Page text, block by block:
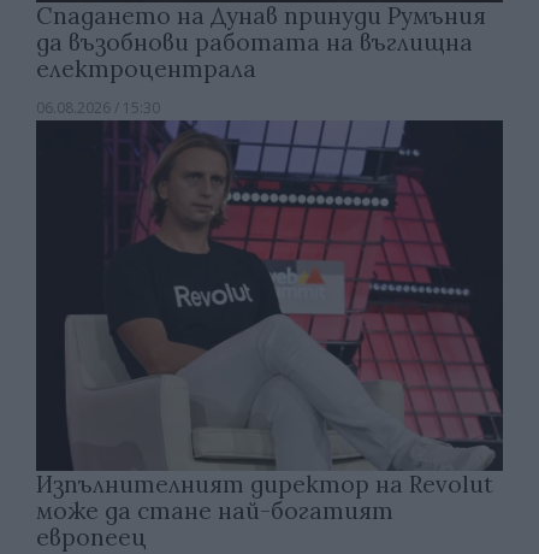
Спадането на Дунав принуди Румъния
да възобнови работата на въглищна
електроцентрала
06.08.2026 / 15:30
Изпълнителният директор на Revolut
може да стане най-богатият
европеец